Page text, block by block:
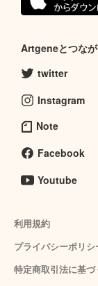
Artgeneとつな
twitter
Instagram
Note
Facebook
Youtube
利用規約
プライバシーポリシ
特定商取引法に基づ